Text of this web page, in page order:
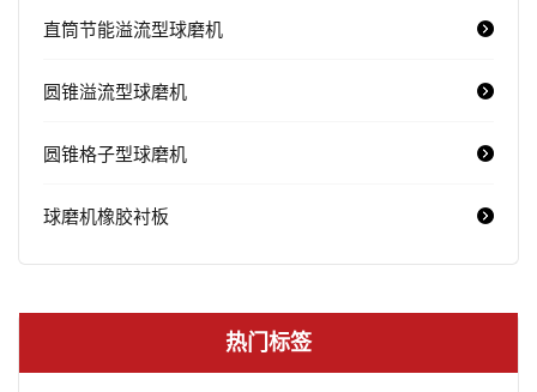
直筒节能溢流型球磨机
圆锥溢流型球磨机
圆锥格子型球磨机
球磨机橡胶衬板
热门标签